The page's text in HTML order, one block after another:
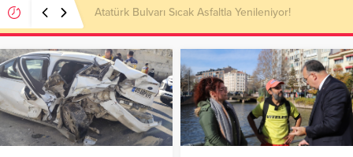
Temmuzda IPARD III Kapsamında 634,3 Milyon Lira
Hibe Ödemesi Yapıldı!